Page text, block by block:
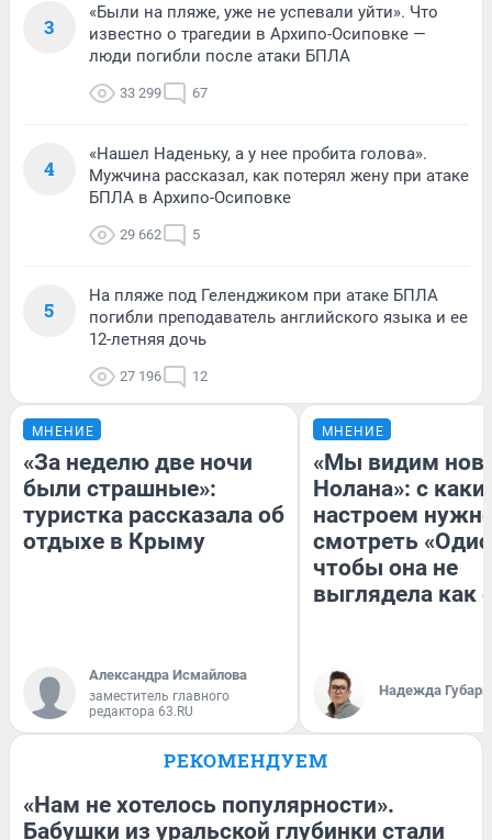
3
«Были на пляже, уже не успевали уйти». Что
известно о трагедии в Архипо-Осиповке —
люди погибли после атаки БПЛА
33 299 67
4
«Нашел Наденьку, а у нее пробита голова».
Мужчина рассказал, как потерял жену при атаке
БПЛА в Архипо-Осиповке
29 662 5
5
На пляже под Геленджиком при атаке БПЛА
погибли преподаватель английского языка и ее
12-летняя дочь
27 196 12
МНЕНИЕ
«За неделю две ночи
были страшные»:
туристка рассказала об
отдыхе в Крыму
Александра Исмайлова
заместитель главного
редактора 63.RU
МНЕНИЕ
«Мы видим
Нолана»: с
настроем
смотреть
чтобы она не
выглядела как
Надежда Губарь
РЕКОМЕНДУЕМ
«Нам не хотелось популярности».
Бабушки из уральской глубинки стали